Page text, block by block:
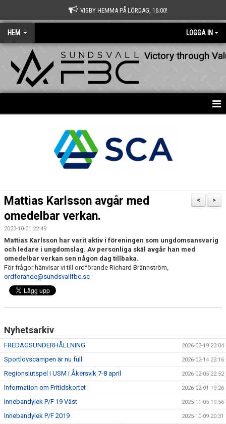
VISBY HEMMA PÅ LÖRDAG, 16:00!
HEM LOGGA IN
Victory through
KALENDER
DOKUMENT
MATCHER
INTRESSEANMÄLAN
LÄNKAR
FÖRENINGSPRODUKTEN
MEDLEMSKAP
>
<
Mattias Karlsson avgår med
omedelbar verkan.
2023-10-01 22:49
Mattias Karlsson har varit aktiv i föreningen som ungdomsansvarig
och ledare i ungdomslag. Av personliga skäl avgår han med
omedelbar verkan sen någon dag tillbaka.
För frågor hänvisar vi till ordförande Richard Brännström,
ordforande@sundsvallfbc.se
Nyhetsarkiv
FREDAGSUNDERHÅLLNING 2026-03-19 23:04
Sportlovscampen är nu full 2026-02-14 23:16
Regionslutspel i USM i Åkersvik 7-8 april 2026-02-05 22:52
Information om Fritidskortet 2026-02-01 19:26
Innebandylek P/F 19 Väst 2025-11-05 19:56
Innebandylek P/F 2019 2025-10-09 20:31